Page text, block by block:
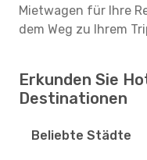
Mietwagen für Ihre
dem Weg zu Ihrem
Erkunden Sie
Destinationen
Beliebte Städte